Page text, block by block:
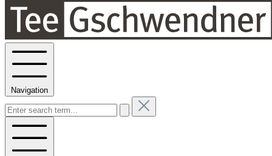
Navigation